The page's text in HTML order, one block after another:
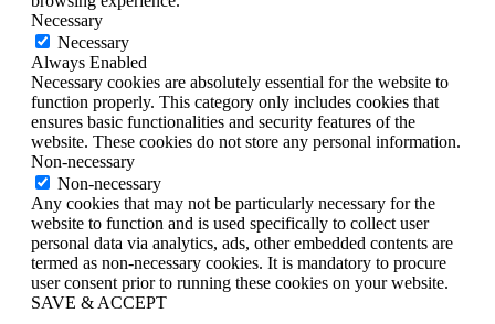
Necessary
Necessary
Always Enabled
Necessary cookies are absolutely essential for the website to
function properly. This category only includes cookies that
ensures basic functionalities and security features of the
website. These cookies do not store any personal information.
Non-necessary
Non-necessary
Any cookies that may not be particularly necessary for the
website to function and is used specifically to collect user
personal data via analytics, ads, other embedded contents are
termed as non-necessary cookies. It is mandatory to procure
user consent prior to running these cookies on your website.
SAVE & ACCEPT